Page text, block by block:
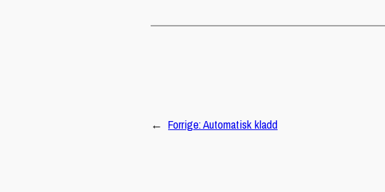
← Forrige:Automatisk kladd